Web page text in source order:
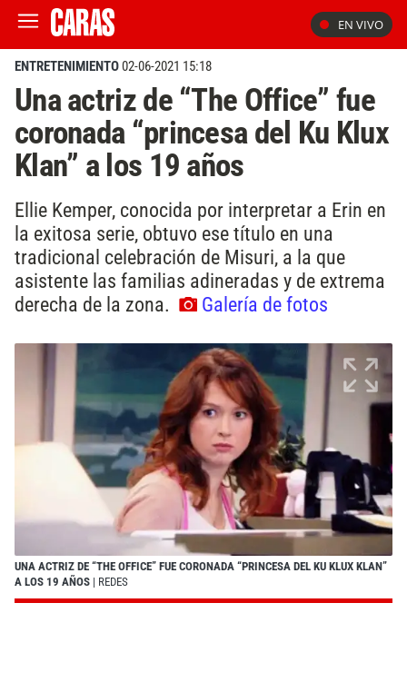
EN VIVO
ENTRETENIMIENTO02-06-2021 15:18
Una actriz de “The Office” fue
coronada “princesa del Ku Klux
Klan” a los 19 años
Ellie Kemper, conocida por interpretar a Erin en
la exitosa serie, obtuvo ese título en una
tradicional celebración de Misuri, a la que
asistente las familias adineradas y de extrema
derecha de la zona.
Galería de fotos
UNA ACTRIZ DE “THE OFFICE” FUE CORONADA “PRINCESA DEL KU KLUX KLAN”
A LOS 19 AÑOS | REDES